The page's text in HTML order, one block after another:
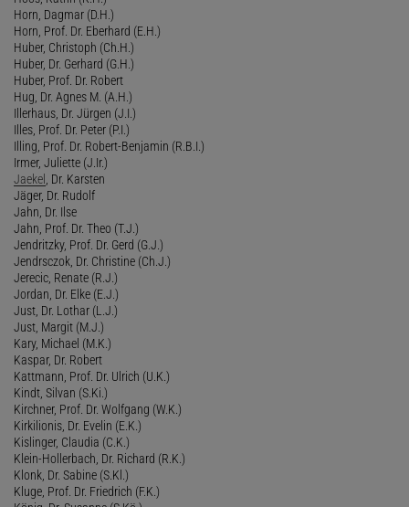
Horn, Dagmar (D.H.)
Horn, Prof. Dr. Eberhard (E.H.)
Huber, Christoph (Ch.H.)
Huber, Dr. Gerhard (G.H.)
Huber, Prof. Dr. Robert
Hug, Dr. Agnes M. (A.H.)
Illerhaus, Dr. Jürgen (J.I.)
Illes, Prof. Dr. Peter (P.I.)
Illing, Prof. Dr. Robert-Benjamin (R.B.I.)
Irmer, Juliette (J.Ir.)
Jaekel , Dr. Karsten
Jäger, Dr. Rudolf
Jahn, Dr. Ilse
Jahn, Prof. Dr. Theo (T.J.)
Jendritzky, Prof. Dr. Gerd (G.J.)
Jendrsczok, Dr. Christine (Ch.J.)
Jerecic, Renate (R.J.)
Jordan, Dr. Elke (E.J.)
Just, Dr. Lothar (L.J.)
Just, Margit (M.J.)
Kary, Michael (M.K.)
Kaspar, Dr. Robert
Kattmann, Prof. Dr. Ulrich (U.K.)
Kindt, Silvan (S.Ki.)
Kirchner, Prof. Dr. Wolfgang (W.K.)
Kirkilionis, Dr. Evelin (E.K.)
Kislinger, Claudia (C.K.)
Klein-Hollerbach, Dr. Richard (R.K.)
Klonk, Dr. Sabine (S.Kl.)
Kluge, Prof. Dr. Friedrich (F.K.)